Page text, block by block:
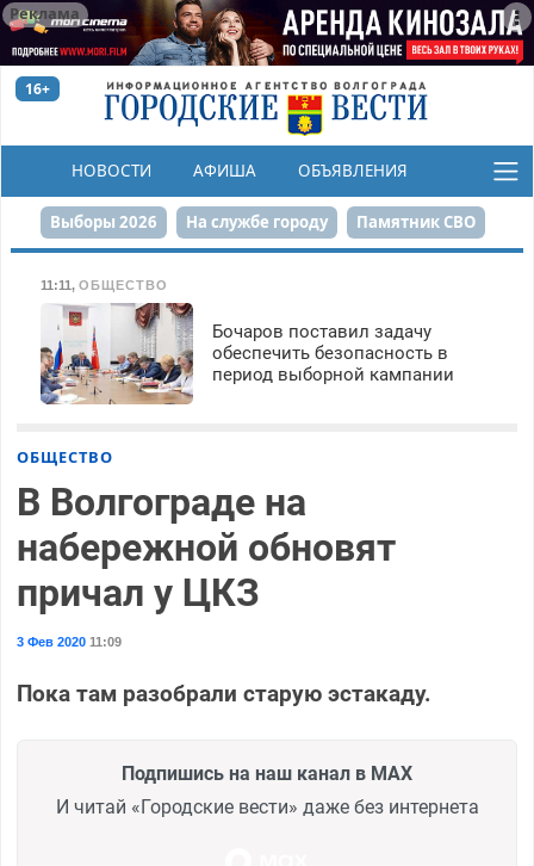
Реклама
16+
НОВОСТИ АФИША ОБЪЯВЛЕНИЯ
КОНКУРСЫ
Выборы 2026 На службе городу Памятник СВО
Набережная День Победы Реконструкция ЦПКиО
80-летие Победы Парк Героев-летчиков
11:11, ОБЩЕСТВО
Бочаров поставил задачу
обеспечить безопасность в
период выборной кампании
ОБЩЕСТВО
В Волгограде на
набережной обновят
причал у ЦКЗ
3 Фев 202011:09
Пока там разобрали старую эстакаду.
Подпишись на наш канал в MAX
И читай «Городские вести» даже без интернета